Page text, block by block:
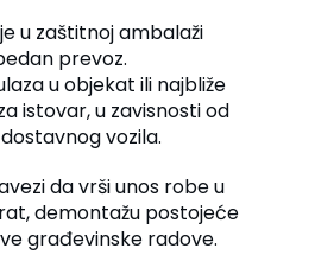
u zaštitnoj ambalaži
prevoz.
u objekat ili najbliže
istovar, u zavisnosti od
vozila.
da vrši unos robe u
demontažu postojeće
građevinske radove.